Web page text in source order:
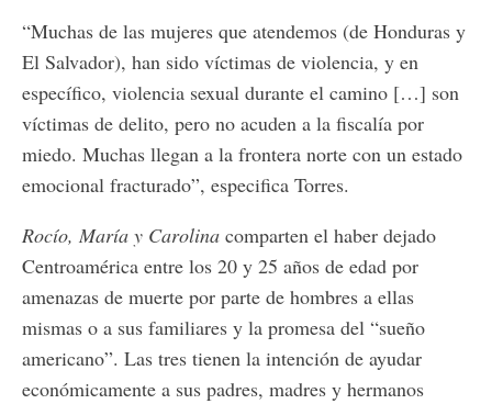
“Muchas de las mujeres que atendemos (de Honduras y
El Salvador), han sido víctimas de violencia, y en
específico, violencia sexual durante el camino […] son
víctimas de delito, pero no acuden a la fiscalía por
miedo. Muchas llegan a la frontera norte con un estado
emocional fracturado”, especifica Torres.
Rocío, María y Carolina comparten el haber dejado
Centroamérica entre los 20 y 25 años de edad por
amenazas de muerte por parte de hombres a ellas
mismas o a sus familiares y la promesa del “sueño
americano”. Las tres tienen la intención de ayudar
económicamente a sus padres, madres y hermanos